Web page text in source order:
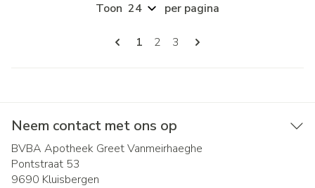
Pagina's
U lees momenteel pagina
1 Pagina
2 Pagina
3
Toon per pagina
Neem contact met ons op
BVBA Apotheek Greet Vanmeirhaeghe
Pontstraat 53
9690 Kluisbergen